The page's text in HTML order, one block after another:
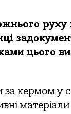
руху
цього
за кермом у
матеріали